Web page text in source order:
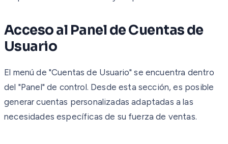
Acceso al Panel de Cuentas de
Usuario
El menú de "Cuentas de Usuario" se encuentra dentro
del "Panel" de control. Desde esta sección, es posible
generar cuentas personalizadas adaptadas a las
necesidades específicas de su fuerza de ventas.